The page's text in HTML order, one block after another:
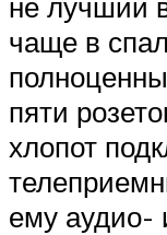
чаще в
пяти
хлопот
ему аудио-